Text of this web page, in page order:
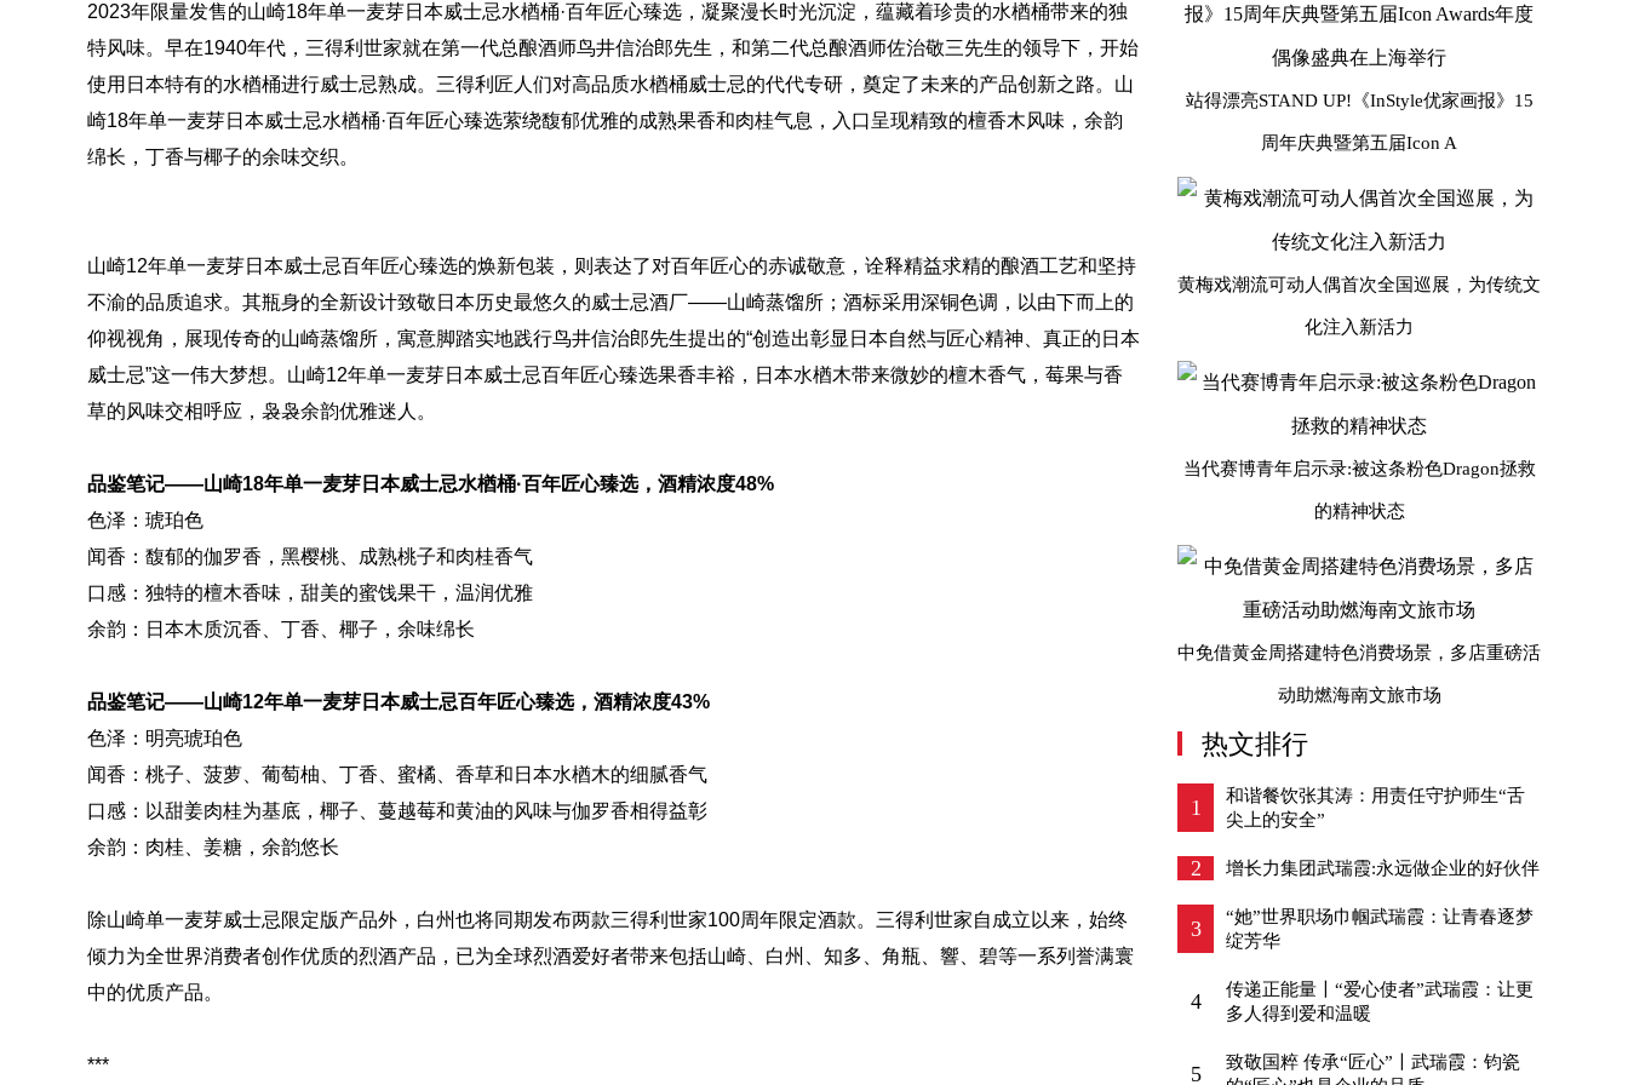
2023年限量发售的山崎18年单一麦芽日本威士忌水楢桶·百年匠心臻选，凝聚漫长时光沉淀，蕴藏着珍贵的水楢桶带来的独
特风味。早在1940年代，三得利世家就在第一代总酿酒师鸟井信治郎先生，和第二代总酿酒师佐治敬三先生的领导下，开始
使用日本特有的水楢桶进行威士忌熟成。三得利匠人们对高品质水楢桶威士忌的代代专研，奠定了未来的产品创新之路。山
崎18年单一麦芽日本威士忌水楢桶·百年匠心臻选萦绕馥郁优雅的成熟果香和肉桂气息，入口呈现精致的檀香木风味，余韵
绵长，丁香与椰子的余味交织。
山崎12年单一麦芽日本威士忌百年匠心臻选的焕新包装，则表达了对百年匠心的赤诚敬意，诠释精益求精的酿酒工艺和坚持
不渝的品质追求。其瓶身的全新设计致敬日本历史最悠久的威士忌酒厂——山崎蒸馏所；酒标采用深铜色调，以由下而上的
仰视视角，展现传奇的山崎蒸馏所，寓意脚踏实地践行鸟井信治郎先生提出的“创造出彰显日本自然与匠心精神、真正的日本
威士忌”这一伟大梦想。山崎12年单一麦芽日本威士忌百年匠心臻选果香丰裕，日本水楢木带来微妙的檀木香气，莓果与香
草的风味交相呼应，袅袅余韵优雅迷人。
品鉴笔记——山崎18年单一麦芽日本威士忌水楢桶·百年匠心臻选，酒精浓度48%
色泽：琥珀色
闻香：馥郁的伽罗香，黑樱桃、成熟桃子和肉桂香气
口感：独特的檀木香味，甜美的蜜饯果干，温润优雅
余韵：日本木质沉香、丁香、椰子，余味绵长
品鉴笔记——山崎12年单一麦芽日本威士忌百年匠心臻选，酒精浓度43%
色泽：明亮琥珀色
闻香：桃子、菠萝、葡萄柚、丁香、蜜橘、香草和日本水楢木的细腻香气
口感：以甜姜肉桂为基底，椰子、蔓越莓和黄油的风味与伽罗香相得益彰
余韵：肉桂、姜糖，余韵悠长
除山崎单一麦芽威士忌限定版产品外，白州也将同期发布两款三得利世家100周年限定酒款。三得利世家自成立以来，始终
倾力为全世界消费者创作优质的烈酒产品，已为全球烈酒爱好者带来包括山崎、白州、知多、角瓶、響、碧等一系列誉满寰
中的优质产品。
***
站得漂亮STAND UP!《InStyle优家画报》15
周年庆典暨第五届Icon A
黄梅戏潮流可动人偶首次全国巡展，为传统文
化注入新活力
当代赛博青年启示录:被这条粉色Dragon拯救
的精神状态
中免借黄金周搭建特色消费场景，多店重磅活
动助燃海南文旅市场
热文排行
1
和谐餐饮张其涛：用责任守护师生“舌
尖上的安全”
2 增长力集团武瑞霞:永远做企业的好伙伴
3
“她”世界职场巾帼武瑞霞：让青春逐梦
绽芳华
4
传递正能量〡“爱心使者”武瑞霞：让更
多人得到爱和温暖
5
致敬国粹 传承“匠心”〡武瑞霞：钧瓷